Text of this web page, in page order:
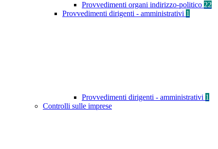
Provvedimenti organi indirizzo-politico 22
Provvedimenti dirigenti - amministrativi 1
Provvedimenti dirigenti - amministrativi 1
Controlli sulle imprese